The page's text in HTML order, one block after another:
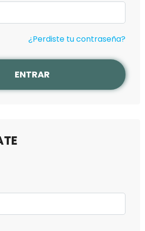
¿Perdiste tu contraseña?
ENTRAR